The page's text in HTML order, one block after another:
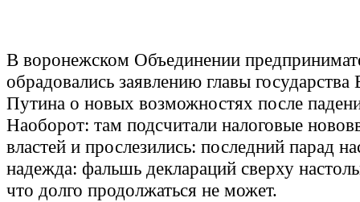
В воронежском Объединении
обрадовались заявлению главы
Путина о новых возможностях после
Наоборот: там подсчитали налоговые
властей и прослезились: последний парад
надежда: фальшь деклараций сверху
что долго продолжаться не может.